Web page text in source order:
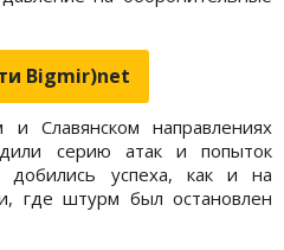
Bigmir)net
Славянском направлениях
серию атак и попыток
успеха, как и на
где штурм был остановлен